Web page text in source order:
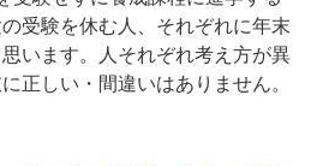
受験を休む人、それぞれに年末
います。人それぞれ考え方が異
正しい・間違いはありません。